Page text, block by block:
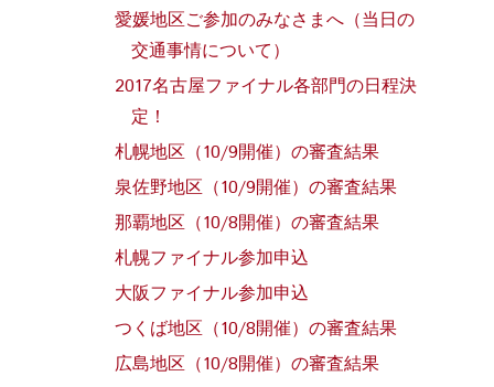
愛媛地区ご参加のみなさまへ（当日の
交通事情について）
2017名古屋ファイナル各部門の日程決
定！
札幌地区（10/9開催）の審査結果
泉佐野地区（10/9開催）の審査結果
那覇地区（10/8開催）の審査結果
札幌ファイナル参加申込
大阪ファイナル参加申込
つくば地区（10/8開催）の審査結果
広島地区（10/8開催）の審査結果